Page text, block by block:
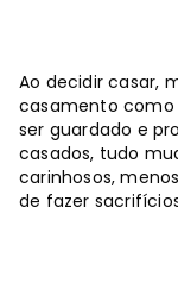
Ao decidir casar,
casamento
ser guardado e
casados, tudo
carinhosos,
de fazer